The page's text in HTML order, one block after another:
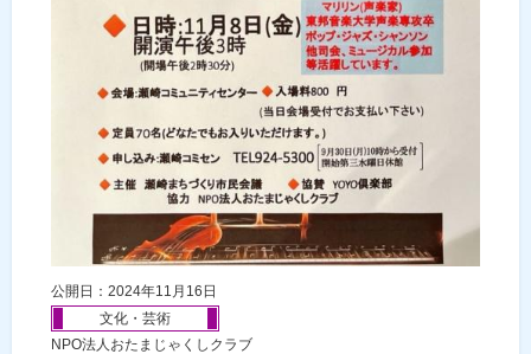
公開日：2024年11月16日
文化・芸術
NPO法人おたまじゃくしクラブ